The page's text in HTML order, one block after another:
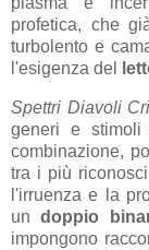
profetica, che
turbolento e
l'esigenza del
Spettri Diavoli
generi e
combinazione,
tra i più
l'irruenza e la
undoppio
impongono